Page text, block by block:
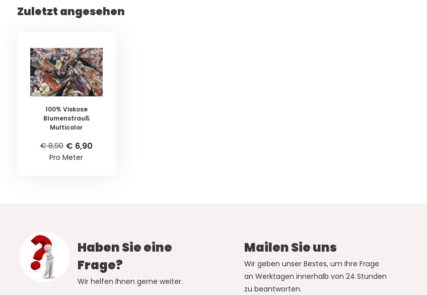
Zuletzt angesehen
100% Viskose
Blumenstrauß
Multicolor
€ 8,90 € 6,90
Pro Meter
Haben Sie eine
Frage?
Wir helfen Ihnen gerne weiter.
Mailen Sie uns
Wir geben unser Bestes, um Ihre Frage
an Werktagen innerhalb von 24 Stunden
zu beantworten.